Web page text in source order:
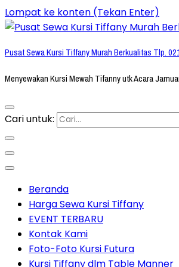
Lompat ke konten (Tekan Enter)
Pusat Sewa Kursi Tiffany Murah Berkualitas Tlp.
Menyewakan Kursi Mewah Tifanny utk Acara
Cari untuk:
Beranda
Harga Sewa Kursi Tiffany
EVENT TERBARU
Kontak Kami
Foto-Foto Kursi Futura
Kursi Tiffany dlm Table Manner